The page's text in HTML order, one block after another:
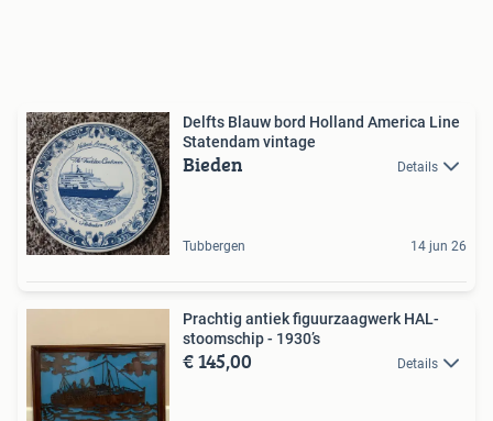
Delfts Blauw bord Holland America Line
Statendam vintage
Bieden Details
Tubbergen 14 jun 26
Prachtig antiek figuurzaagwerk HAL-
stoomschip - 1930’s
€ 145,00 Details